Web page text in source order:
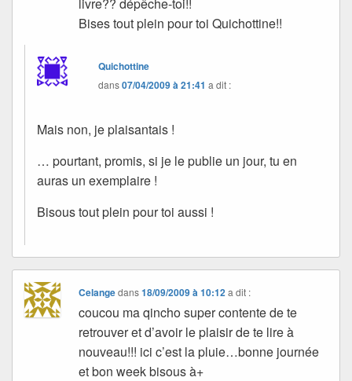
Bises tout plein pour toi Quichottine!!
Quichottine
dans07/04/2009 à 21:41 a dit :
Mais non, je plaisantais !
… pourtant, promis, si je le publie un jour, tu en
auras un exemplaire !
Bisous tout plein pour toi aussi !
Celangedans18/09/2009 à 10:12 a dit :
coucou ma qincho super contente de te
retrouver et d’avoir le plaisir de te lire à
nouveau!!! ici c’est la pluie…bonne journée
et bon week bisous à+